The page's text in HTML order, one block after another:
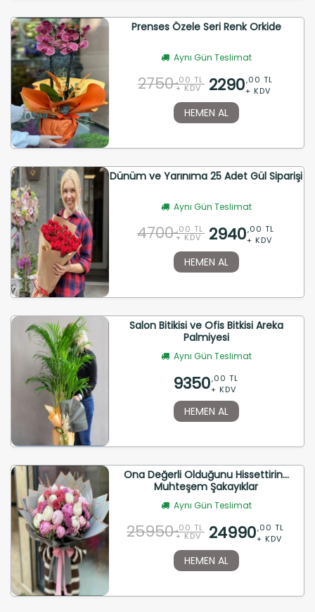
Prenses Özele Seri Renk Orkide
Aynı Gün Teslimat
2750 ,00 TL
+ KDV 2290,00 TL
+ KDV
HEMEN AL
Dünüm ve Yarınıma 25 Adet Gül Siparişi
Aynı Gün Teslimat
4700 ,00 TL
+ KDV 2940,00 TL
+ KDV
HEMEN AL
Salon Bitikisi ve Ofis Bitkisi Areka
Palmiyesi
Aynı Gün Teslimat
9350,00 TL
+ KDV
HEMEN AL
Ona Değerli Olduğunu Hissettirin...
Muhteşem Şakayıklar
Aynı Gün Teslimat
25950 ,00 TL
+ KDV 24990,00 TL
+ KDV
HEMEN AL